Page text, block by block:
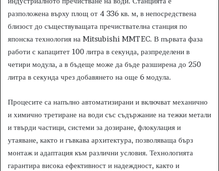
разположена върху площ от 4 336 кв. м, в непосредствена
близост до съществуващата пречиствателна станция по
японска технология на Mitsubishi MMTEC. В първата фаза
работи с капацитет 100 литра в секунда, разпределени в
четири модула, а в бъдеще може да бъде разширена до 250
литра в секунда чрез добавянето на още 6 модула.
Процесите са напълно автоматизирани и включват механично
и химично третиране на води със съдържание на тежки метали
и твърди частици, системи за дозиране, флокулация и
утаяване, както и гъвкава архитектура, позволяваща бърз
монтаж и адаптация към различни условия. Технологията
гарантира висока ефективност и надеждност, както и